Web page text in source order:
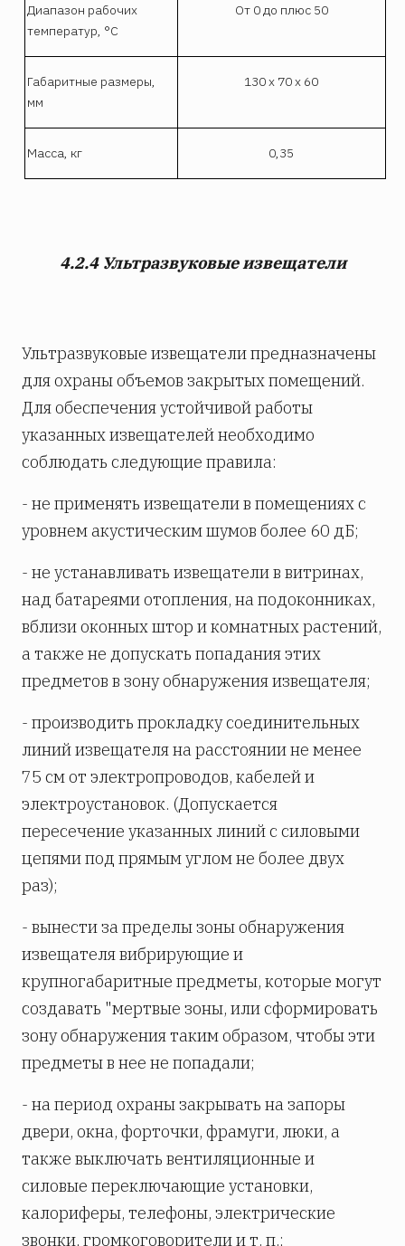
Диапазон рабочих
температур, °С
От 0 до плюс 50
Габаритные размеры,
мм
130 х 70 х 60
Масса, кг 0,35
4.2.4 Ультразвуковые извещатели
Ультразвуковые извещатели предназначены
для охраны объемов закрытых помещений.
Для обеспечения устойчивой работы
указанных извещателей необходимо
соблюдать следующие правила:
- не применять извещатели в помещениях с
уровнем акустическим шумов более 60 дБ;
- не устанавливать извещатели в витринах,
над батареями отопления, на подоконниках,
вблизи оконных штор и комнатных растений,
а также не допускать попадания этих
предметов в зону обнаружения извещателя;
- производить прокладку соединительных
линий извещателя на расстоянии не менее
75 см от электропроводов, кабелей и
электроустановок. (Допускается
пересечение указанных линий с силовыми
цепями под прямым углом не более двух
раз);
- вынести за пределы зоны обнаружения
извещателя вибрирующие и
крупногабаритные предметы, которые могут
создавать "мертвые зоны, или сформировать
зону обнаружения таким образом, чтобы эти
предметы в нее не попадали;
- на период охраны закрывать на запоры
двери, окна, форточки, фрамуги, люки, а
также выключать вентиляционные и
силовые переключающие установки,
калориферы, телефоны, электрические
звонки, громкоговорители и т. п.;